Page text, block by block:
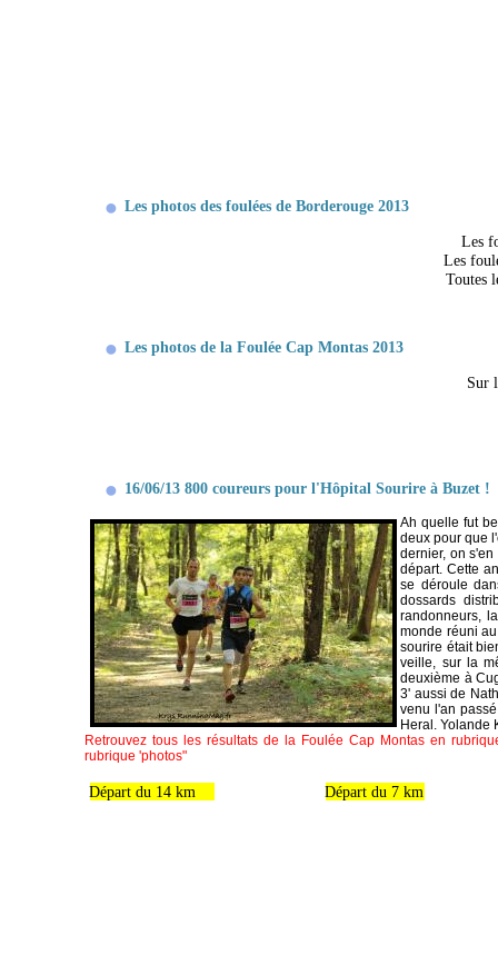
Les photos des foulées de Borderouge 2013
Les
Les
Toutes
Les photos de la Foulée Cap Montas 2013
Sur
16/06/13 800 coureurs pour l'Hôpital Sourire à Buzet !
Ah quelle fut
deux pour que
dernier, on
départ. Cette
se déroule
dossards
randonneurs,
monde réuni
sourire était
veille, sur la
deuxième à
3' aussi de
venu l'an
Heral. Yolande
Retrouvez tous les résultats de la Foulée Cap Montas en
rubrique 'photos"
Départ du 14 km Départ du 7 km